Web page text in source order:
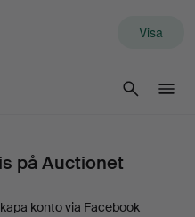
Visa
på Auctionet
konto via Facebook